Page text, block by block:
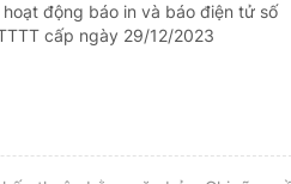
động báo in và báo điện tử số
cấp ngày 29/12/2023